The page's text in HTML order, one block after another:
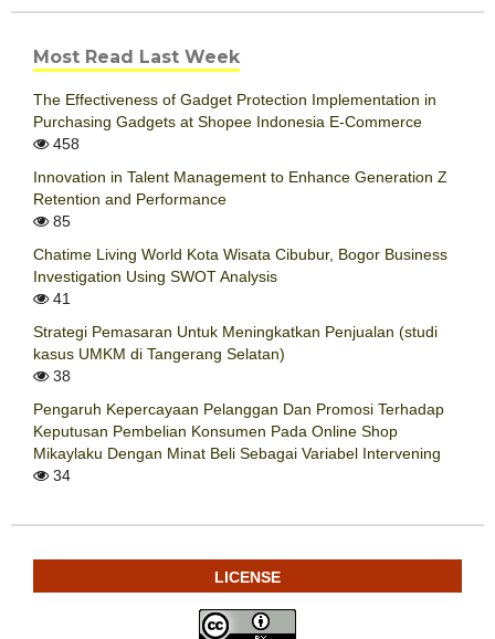
Most Read Last Week
The Effectiveness of Gadget Protection Implementation in
Purchasing Gadgets at Shopee Indonesia E-Commerce
458
Innovation in Talent Management to Enhance Generation Z
Retention and Performance
85
Chatime Living World Kota Wisata Cibubur, Bogor Business
Investigation Using SWOT Analysis
41
Strategi Pemasaran Untuk Meningkatkan Penjualan (studi
kasus UMKM di Tangerang Selatan)
38
Pengaruh Kepercayaan Pelanggan Dan Promosi Terhadap
Keputusan Pembelian Konsumen Pada Online Shop
Mikaylaku Dengan Minat Beli Sebagai Variabel Intervening
34
LICENSE